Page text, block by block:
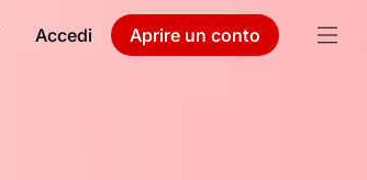
Accedi Aprire un conto